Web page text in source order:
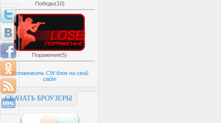
Победы(10)
Поражения(5)
Установить CW блок на свой
сайт
СКАЧАТЬ БРОУЗЕРЫ